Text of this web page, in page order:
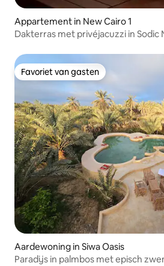
Appartement in New Cairo 1
Dakterras met privéjacuzzi in Sodic
Favoriet van gasten
Favoriet van gasten
Aardewoning in Siwa Oasis
Paradijs in palmbos met episch